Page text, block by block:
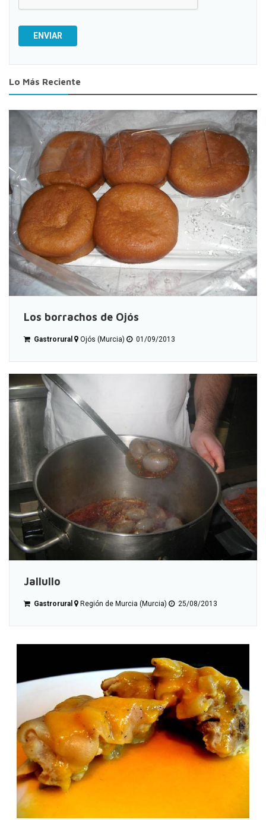
ENVIAR
Lo Más Reciente
Los borrachos de Ojós
Gastrorural Ojós (Murcia) 01/09/2013
Jallullo
Gastrorural Región de Murcia (Murcia) 25/08/2013